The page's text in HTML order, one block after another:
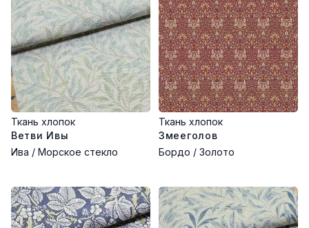
Ткань хлопок
Ветви Ивы
Ива / Морское стекло
Ткань хлопок
Змееголов
Бордо / Золото